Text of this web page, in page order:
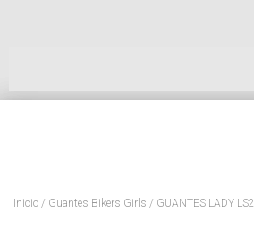
Inicio / Guantes Bikers Girls / GUANTES LADY LS2